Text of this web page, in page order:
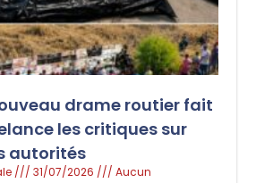
drame routier fait
les critiques sur
autorités
31/07/2026
Aucun